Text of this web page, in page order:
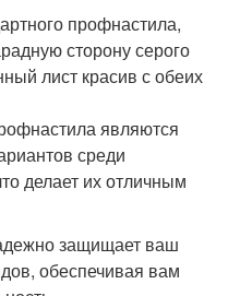
профнастила,
сторону серого
лист красив с обеих
являются
среди
делает их отличным
защищает ваш
обеспечивая вам